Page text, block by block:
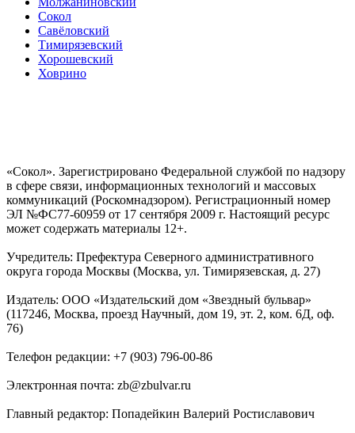
Сокол
Савёловский
Тимирязевский
Хорошевский
Ховрино
«Сокол». Зарегистрировано Федеральной службой по надзору
в сфере связи, информационных технологий и массовых
коммуникаций (Роскомнадзором). Регистрационный номер
ЭЛ №ФС77-60959 от 17 сентября 2009 г. Настоящий ресурс
может содержать материалы 12+.
Учредитель: Префектура Северного административного
округа города Москвы (Москва, ул. Тимирязевская, д. 27)
Издатель: ООО «Издательский дом «Звездный бульвар»
(117246, Москва, проезд Научный, дом 19, эт. 2, ком. 6Д, оф.
76)
Телефон редакции: +7 (903) 796-00-86
Электронная почта: zb@zbulvar.ru
Главный редактор: Попадейкин Валерий Ростиславович